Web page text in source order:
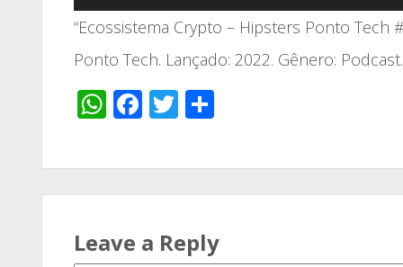
áudio
“Ecossistema Crypto – Hipsters Ponto
Ponto Tech. Lançado: 2022. Gênero: Podcast.
WhatsApp
Facebook
Twitter
Leave a Reply